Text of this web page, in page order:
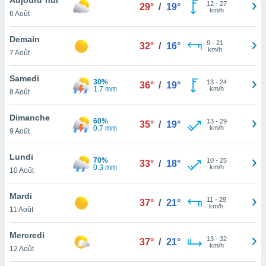
et
»,
au
vous
qu'ils
ou
le
ainsi
un
la
du
6 Août
29° / 19° 12- 27
km/h
Demain
7 Août
32° / 16° 9- 21
km/h
Samedi
8 Août
30%
1.7 mm
36° / 19° 13- 24
km/h
Dimanche
9 Août
60%
0.7 mm
35° / 19° 13- 29
km/h
Lundi
10 Août
70%
0.3 mm
33° / 18° 10- 25
km/h
Mardi
11 Août
37° / 21° 11 - 29
km/h
Mercredi
12 Août
37° / 21° 13- 32
km/h